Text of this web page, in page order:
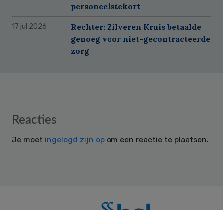
personeelstekort
17 jul 2026
Rechter: Zilveren Kruis betaalde
genoeg voor niet-gecontracteerde
zorg
Reader
Reacties
Je moet ingelogd zijn op om een reactie te plaatsen.